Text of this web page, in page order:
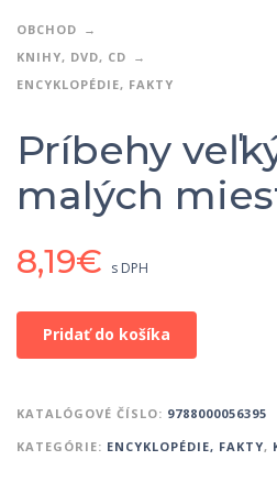
OBCHOD
KNIHY, DVD, CD
ENCYKLOPÉDIE, FAKTY
Príbehy
malých
8,19€ s DPH
Pridať do košíka
KATALÓGOVÉ ČÍSLO: 9788000056395
KATEGÓRIE: ENCYKLOPÉDIE, FAKTY,